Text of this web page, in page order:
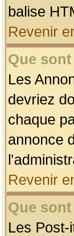
balise
Revenir
Que
Les
devriez
chaque
annonce
Revenir
Que
Les